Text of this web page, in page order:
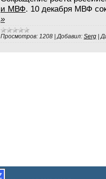
и МВФ. 10 декабря МВФ
»
Просмотров: 1208 | Добавил: Serg |